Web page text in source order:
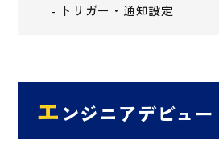
- トリガー・通知設定
エ ンジニアデビュー